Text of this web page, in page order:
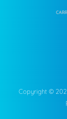
Copyright ©